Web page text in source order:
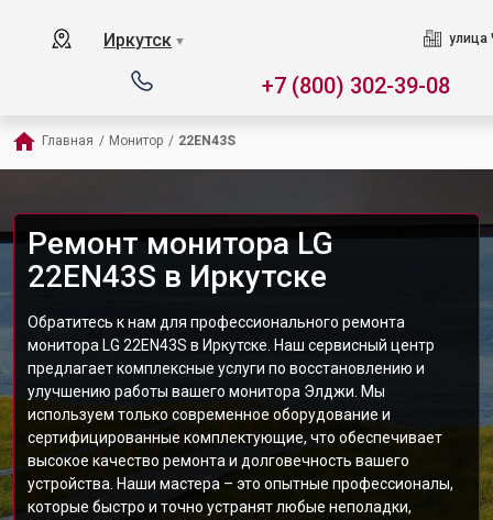
Иркутск ▼ улица
+7 (800) 302-39-08
Главная / Монитор / 22EN43S
Ремонт монитора LG
22EN43S в Иркутске
Обратитесь к нам для профессионального ремонта
монитора LG 22EN43S в Иркутске. Наш сервисный центр
предлагает комплексные услуги по восстановлению и
улучшению работы вашего монитора Элджи. Мы
используем только современное оборудование и
сертифицированные комплектующие, что обеспечивает
высокое качество ремонта и долговечность вашего
устройства. Наши мастера – это опытные профессионалы,
которые быстро и точно устранят любые неполадки,